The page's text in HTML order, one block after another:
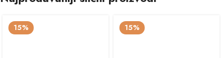
15% 15%